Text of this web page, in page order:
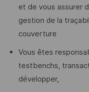
et de vous assurer
gestion de la
couverture
Vous êtes
testbenchs,
développer,